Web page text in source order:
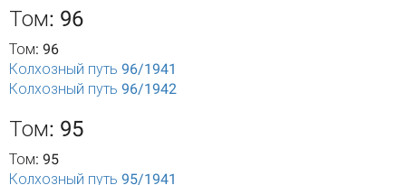
Том: 96
Том: 96
Колхозный путь 96/1941
Колхозный путь 96/1942
Том: 95
Том: 95
Колхозный путь 95/1941